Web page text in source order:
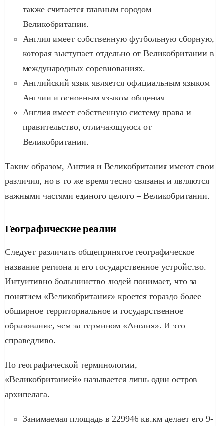
также считается главным городом
Великобритании.
Англия имеет собственную футбольную сборную,
которая выступает отдельно от Великобритании в
международных соревнованиях.
Английский язык является официальным языком
Англии и основным языком общения.
Англия имеет собственную систему права и
правительство, отличающуюся от
Великобритании.
Таким образом, Англия и Великобритания имеют свои
различия, но в то же время тесно связаны и являются
важными частями единого целого – Великобритании.
Географические реалии
Следует различать общепринятое географическое
название региона и его государственное устройство.
Интуитивно большинство людей понимает, что за
понятием «Великобритания» кроется гораздо более
обширное территориальное и государственное
образование, чем за термином «Англия». И это
справедливо.
По географической терминологии,
«Великобританией» называется лишь один остров
архипелага.
Занимаемая площадь в 229946 кв.км делает его 9-